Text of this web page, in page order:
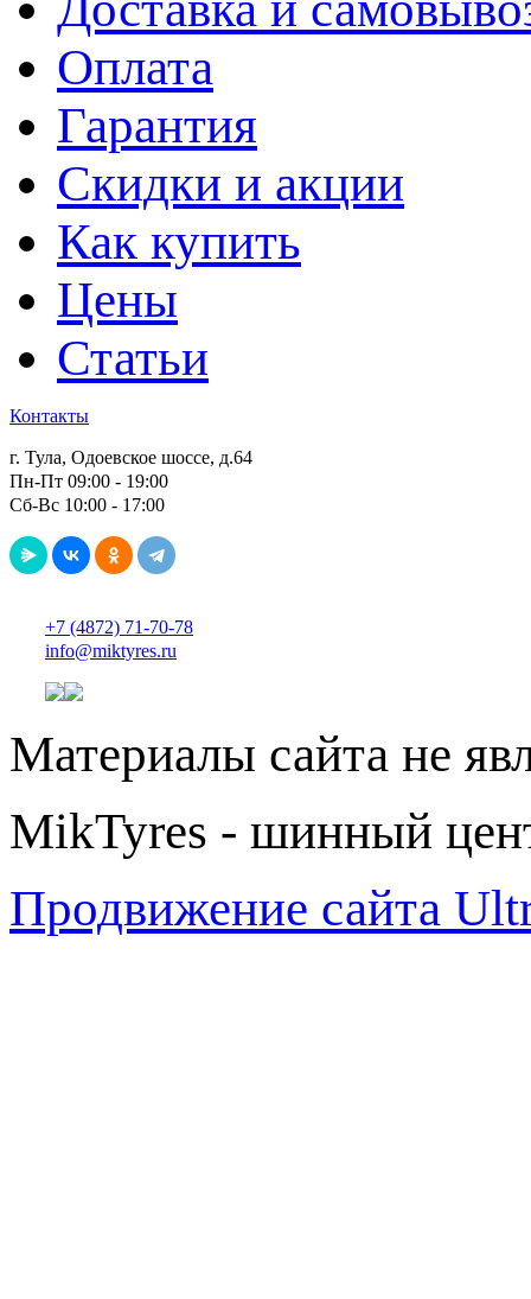
Оплата
Гарантия
Скидки и акции
Как купить
Цены
Статьи
Контакты
г. Тула, Одоевское шоссе, д.64
Пн-Пт 09:00 - 19:00
Сб-Вс 10:00 - 17:00
+7 (4872) 71-70-78
info@miktyres.ru
Материалы сайта не
MikTyres - шинный
Продвижение сайта